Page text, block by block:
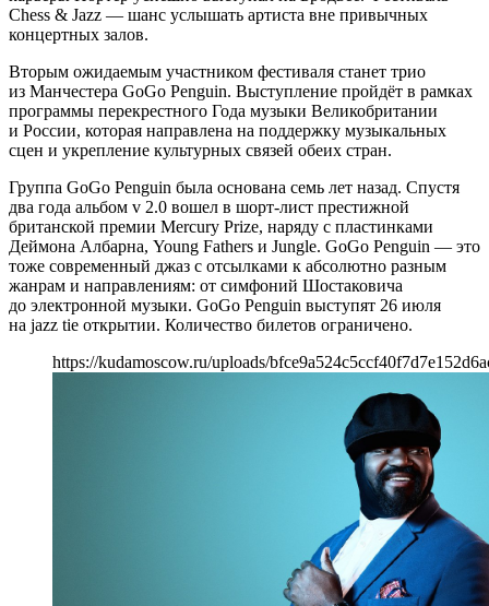
Chess & Jazz — шанс услышать артиста вне привычных
концертных залов.
Вторым ожидаемым участником фестиваля станет трио
из Манчестера GoGo Penguin. Выступление пройдёт в рамках
программы перекрестного Года музыки Великобритании
и России, которая направлена на поддержку музыкальных
сцен и укрепление культурных связей обеих стран.
Группа GoGo Penguin была основана семь лет назад. Спустя
два года альбом v 2.0 вошел в шорт-лист престижной
британской премии Mercury Prize, наряду с пластинками
Деймона Албарна, Young Fathers и Jungle. GoGo Penguin — это
тоже современный джаз с отсылками к абсолютно разным
жанрам и направлениям: от симфоний Шостаковича
до электронной музыки. GoGo Penguin выступят 26 июля
на jazz tie открытии. Количество билетов ограничено.
https://kudamoscow.ru/uploads/